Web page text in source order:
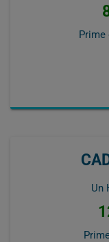
Prime
Un